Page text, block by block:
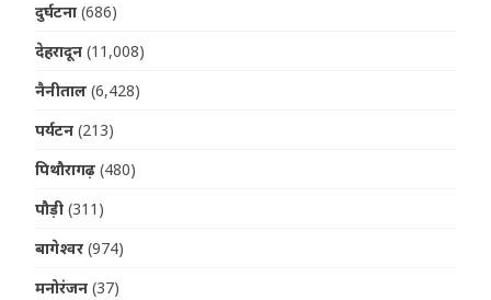
दुर्घटना (686)
देहरादून (11,008)
नैनीताल (6,428)
पर्यटन (213)
पिथौरागढ़ (480)
पौड़ी (311)
बागेश्वर (974)
मनोरंजन (37)